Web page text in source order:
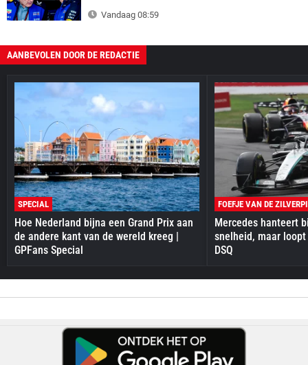
Vandaag 08:59
AANBEVOLEN DOOR DE REDACTIE
SPECIAL
Hoe Nederland bijna een Grand Prix aan
de andere kant van de wereld kreeg |
GPFans Special
FOEFJE VAN DE
Mercedes hanteert
snelheid, maar
DSQ